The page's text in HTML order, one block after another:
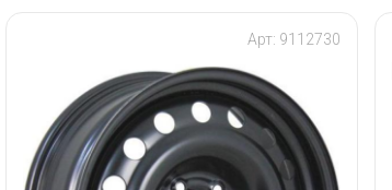
Арт: 9112730